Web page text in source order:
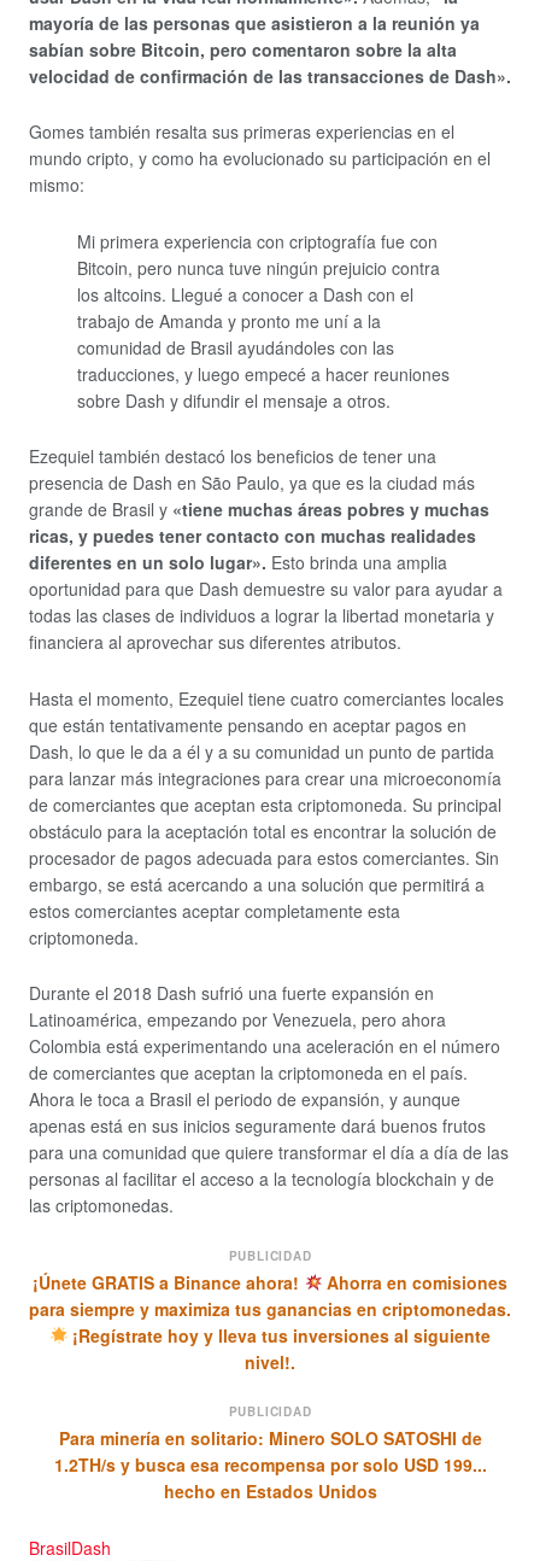
mayoría de las personas que asistieron a la reunión ya
sabían sobre Bitcoin, pero comentaron sobre la alta
velocidad de confirmación de las transacciones de Dash».
Gomes también resalta sus primeras experiencias en el
mundo cripto, y como ha evolucionado su participación en el
mismo:
Mi primera experiencia con criptografía fue con
Bitcoin, pero nunca tuve ningún prejuicio contra
los altcoins. Llegué a conocer a Dash con el
trabajo de Amanda y pronto me uní a la
comunidad de Brasil ayudándoles con las
traducciones, y luego empecé a hacer reuniones
sobre Dash y difundir el mensaje a otros.
Ezequiel también destacó los beneficios de tener una
presencia de Dash en São Paulo, ya que es la ciudad más
grande de Brasil y «tiene muchas áreas pobres y muchas
ricas, y puedes tener contacto con muchas realidades
diferentes en un solo lugar». Esto brinda una amplia
oportunidad para que Dash demuestre su valor para ayudar a
todas las clases de individuos a lograr la libertad monetaria y
financiera al aprovechar sus diferentes atributos.
Hasta el momento, Ezequiel tiene cuatro comerciantes locales
que están tentativamente pensando en aceptar pagos en
Dash, lo que le da a él y a su comunidad un punto de partida
para lanzar más integraciones para crear una microeconomía
de comerciantes que aceptan esta criptomoneda. Su principal
obstáculo para la aceptación total es encontrar la solución de
procesador de pagos adecuada para estos comerciantes. Sin
embargo, se está acercando a una solución que permitirá a
estos comerciantes aceptar completamente esta
criptomoneda.
Durante el 2018 Dash sufrió una fuerte expansión en
Latinoamérica, empezando por Venezuela, pero ahora
Colombia está experimentando una aceleración en el número
de comerciantes que aceptan la criptomoneda en el país.
Ahora le toca a Brasil el periodo de expansión, y aunque
apenas está en sus inicios seguramente dará buenos frutos
para una comunidad que quiere transformar el día a día de las
personas al facilitar el acceso a la tecnología blockchain y de
las criptomonedas.
PUBLICIDAD
¡Únete GRATIS a Binance ahora!
Ahorra en comisiones
para siempre y maximiza tus ganancias en criptomonedas.
¡Regístrate hoy y lleva tus inversiones al siguiente
nivel!.
PUBLICIDAD
Para minería en solitario: Minero SOLO SATOSHI de
1.2TH/s y busca esa recompensa por solo USD 199...
hecho en Estados Unidos
BrasilDash